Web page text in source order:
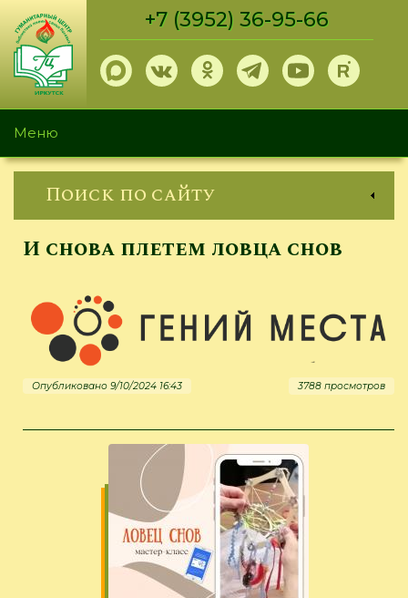
Перейти
основному
содержанию
+7 (3952) 36-95-66
Меню
Поиск по сайту
И снова плетем ловца снов
Опубликовано 9/10/2024 16:43 3788 просмотров